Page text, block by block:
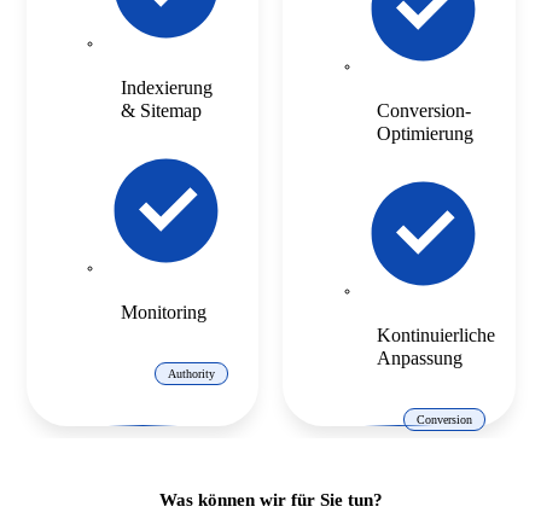
Indexierung
& Sitemap
Monitoring
Authority
Conversion-
Optimierung
Kontinuierliche
Anpassung
Conversion
Was können wir für Sie tun?